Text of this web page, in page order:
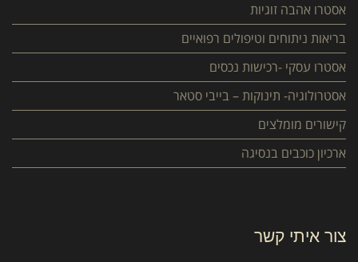
אסטרו אהבה זוגיות
בריאות ניתוחים וטיפולים רפואיים
אסטרו עסקי -רכישות נכסים
אסטרולוגיה- תינוקות – בייבי סטאר
קישורים מומלצים
ארכיון כוכבים בנסיגה
צור איתי קשר